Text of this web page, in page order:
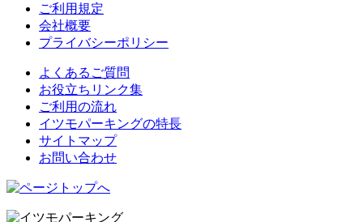
ご利用規定
会社概要
プライバシーポリシー
よくあるご質問
お役立ちリンク集
ご利用の流れ
イツモパーキングの特長
サイトマップ
お問い合わせ